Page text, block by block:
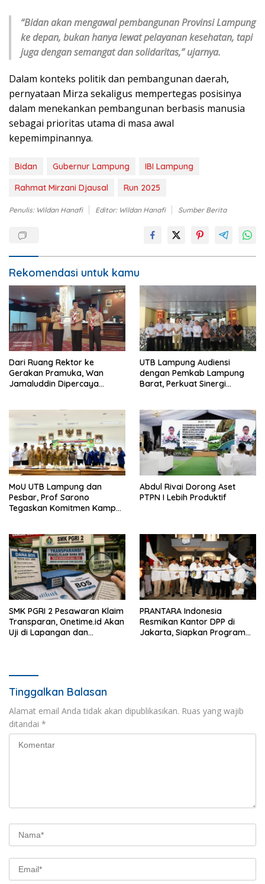
“Bidan akan mengawal pembangunan Provinsi Lampung
ke depan, bukan hanya lewat pelayanan kesehatan, tapi
juga dengan semangat dan solidaritas,” ujarnya.
Dalam konteks politik dan pembangunan daerah,
pernyataan Mirza sekaligus mempertegas posisinya
dalam menekankan pembangunan berbasis manusia
sebagai prioritas utama di masa awal
kepemimpinannya.
Bidan Gubernur Lampung
IBI Lampung
Rahmat Mirzani Djausal
Run 2025
Penulis: Wildan Hanafi Editor: Wildan Hanafi Sumber Berita
Rekomendasi untuk kamu
Dari Ruang Rektor ke
Gerakan Pramuka, Wan
Jamaluddin Dipercaya
UTB Lampung Audiensi
dengan Pemkab Lampung
Barat, Perkuat Sinergi
MoU UTB Lampung dan
Pesbar, Prof Sarono
Tegaskan Komitmen Kampus
Abdul Rivai Dorong Aset
PTPN I Lebih Produktif
SMK PGRI 2 Pesawaran Klaim
Transparan, Onetime.id Akan
Uji di Lapangan dan
PRANTARA Indonesia
Resmikan Kantor DPP di
Jakarta, Siapkan Program
Tinggalkan Balasan
Alamat email Anda tidak akan dipublikasikan. Ruas yang wajib
ditandai *